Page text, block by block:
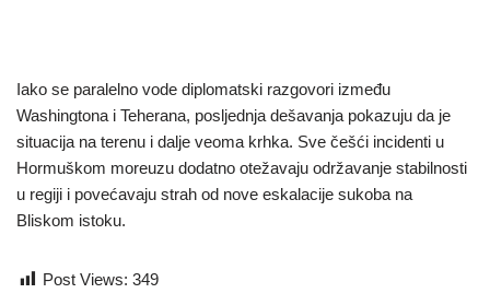
Iako se paralelno vode diplomatski razgovori između
Washingtona i Teherana, posljednja dešavanja pokazuju da je
situacija na terenu i dalje veoma krhka. Sve češći incidenti u
Hormuškom moreuzu dodatno otežavaju održavanje stabilnosti
u regiji i povećavaju strah od nove eskalacije sukoba na
Bliskom istoku.
Post Views: 349